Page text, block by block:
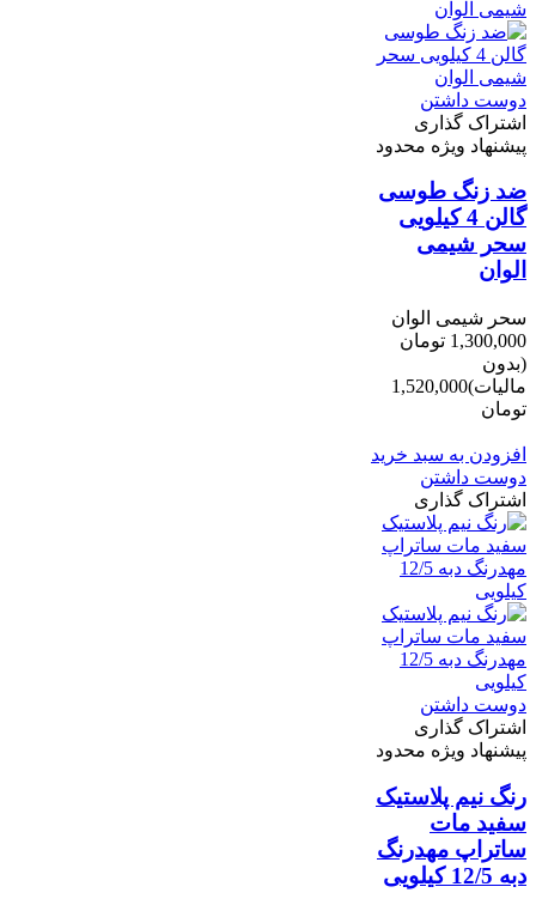
دوست داشتن
اشتراک گذاری
پیشنهاد ویژه محدود
ضد زنگ طوسی
گالن 4 کیلویی
سحر شیمی
الوان
سحر شیمی الوان
1,300,000 تومان
(بدون
مالیات)1,520,000
تومان
افزودن به سبد خرید
دوست داشتن
اشتراک گذاری
دوست داشتن
اشتراک گذاری
پیشنهاد ویژه محدود
رنگ نیم پلاستیک
سفید مات
ساتراپ مهدرنگ
دبه 12/5 کیلویی